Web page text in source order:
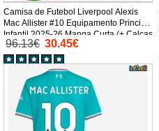
Camisa de Futebol Liverpool Alexis
Mac Allister #10 Equipamento Principal
Infantil 2025-26 Manga Curta (+ Calças
curtas)
96.13€ 30.45€